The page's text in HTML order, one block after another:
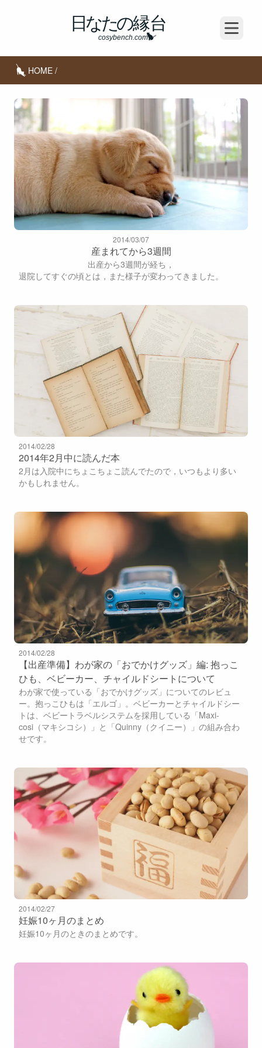
Open
HOME /
2014/03/07
産まれてから3週間
出産から3週間が経ち，
退院してすぐの頃とは，また様子が変わってきました。
2014/02/28
2014年2月中に読んだ本
2月は入院中にちょこちょこ読んでたので，いつもより多い
かもしれません。
2014/02/28
【出産準備】わが家の「おでかけグッズ」編: 抱っこ
ひも、ベビーカー、チャイルドシートについて
わが家で使っている「おでかけグッズ」についてのレビュ
ー。抱っこひもは「エルゴ」。ベビーカーとチャイルドシー
トは、ベビートラベルシステムを採用している「Maxi-
cosi（マキシコシ）」と「Quinny（クイニー）」の組み合わ
せです。
2014/02/27
妊娠10ヶ月のまとめ
妊娠10ヶ月のときのまとめです。